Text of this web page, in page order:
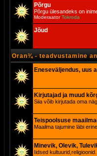
Põrgu
Põrgu ülesandeks on
ModeraatorTokroda
Jõud
Oran¾ - teadvustamine
Eneseväljendus, uus
Kirjutajad ja muud
Siia võib kirjutada oma
Teispoolsuse
Maailma tajumine läbi
Minevik, Olevik,
Iidsed